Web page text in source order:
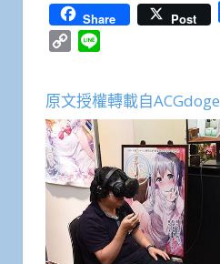
Share Post
Copy
原文授權轉載自ACGdoge